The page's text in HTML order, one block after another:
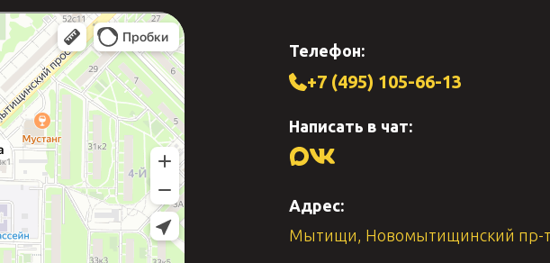
Мытищи, Новомытищинский пр-
Адрес:
Написать в чат:
Телефон:
+7 (495) 105-66-13